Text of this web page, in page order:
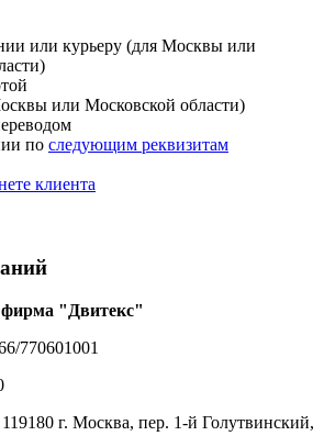
или курьеру (для Москвы или
или Московской области)
по следующим реквизитам
клиента
"Двитекс"
770601001
г. Москва, пер. 1-й Голутвинский,